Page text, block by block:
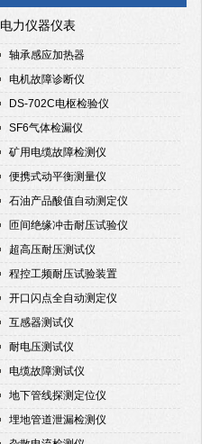
电力仪器仪表
轴承感应加热器
电机故障诊断仪
DS-702C电枢检验仪
SF6气体检漏仪
矿用电缆故障检测仪
便携式动平衡测量仪
石油产品酸值自动测定仪
匝间绝缘冲击耐压试验仪
超高压耐压测试仪
程控工频耐压试验装置
开口闪点全自动测定仪
互感器测试仪
耐电压测试仪
电缆故障测试仪
地下管线探测定位仪
埋地管道泄漏检测仪